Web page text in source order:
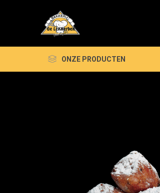
ONZE PRODUCTEN